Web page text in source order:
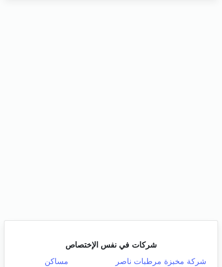
شركات في نفس الإختصاص
شركة مخبزة مرطبات ناصر
مساكن